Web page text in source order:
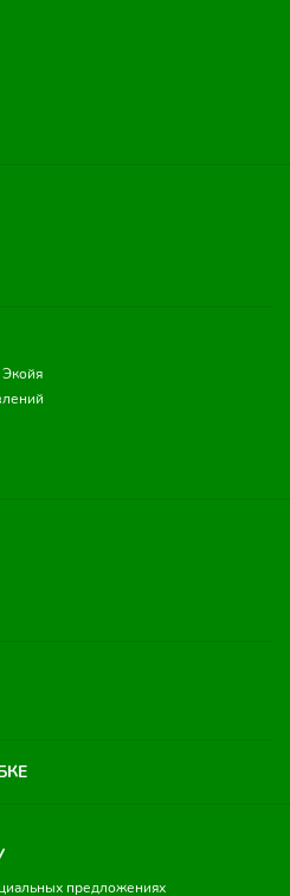
предложениях